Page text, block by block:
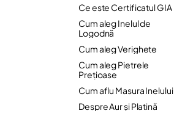
Ce este Certificatul GIA
Cum aleg Inelul de
Logodnă
Cum aleg Verighete
Cum aleg Pietrele
Preţioase
Cum aflu Masura Inelului
Despre Aur și Platină